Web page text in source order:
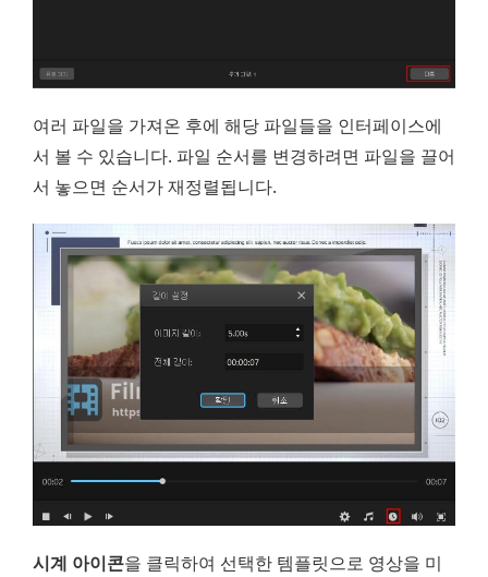
여러 파일을 가져온 후에 해당 파일들을 인터페이스에
서 볼 수 있습니다. 파일 순서를 변경하려면 파일을 끌어
서 놓으면 순서가 재정렬됩니다.
시계 아이콘을 클릭하여 선택한 템플릿으로 영상을 미